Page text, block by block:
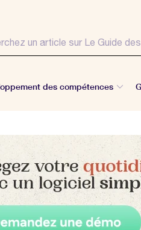
des compétences